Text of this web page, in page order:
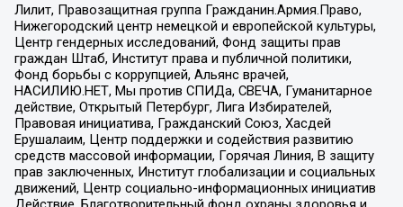
Лилит, Правозащитная группа Гражданин.Армия.Право,
Нижегородский центр немецкой и европейской культуры,
Центр гендерных исследований, Фонд защиты прав
граждан Штаб, Институт права и публичной политики,
Фонд борьбы с коррупцией, Альянс врачей,
НАСИЛИЮ.НЕТ, Мы против СПИДа, СВЕЧА, Гуманитарное
действие, Открытый Петербург, Лига Избирателей,
Правовая инициатива, Гражданский Союз, Хасдей
Ерушалаим, Центр поддержки и содействия развитию
средств массовой информации, Горячая Линия, В защиту
прав заключенных, Институт глобализации и социальных
движений, Центр социально-информационных инициатив